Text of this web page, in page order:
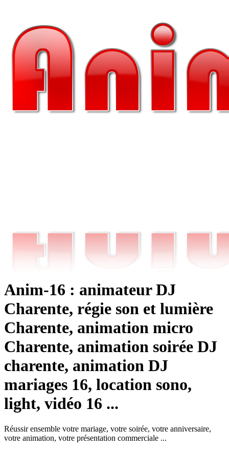
Anim-16 : animateur DJ
Charente, régie son et lumière
Charente, animation micro
Charente, animation soirée DJ
charente, animation DJ
mariages 16, location sono,
light, vidéo 16 ...
Réussir ensemble votre mariage, votre soirée, votre anniversaire,
votre animation, votre présentation commerciale ...